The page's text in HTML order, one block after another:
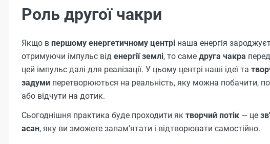
Роль другої чакри
Якщо в першому енергетичному центрі наша енергія
отримуючи імпульс від енергії землі, то саме друга чакра
цей імпульс далі для реалізації. У цьому центрі наші ідеї та
задуми перетворюються на реальність, яку можна побачити,
або відчути на дотик.
Сьогоднішня практика буде проходити як творчий потік — це
асан, яку ви зможете запам'ятати і відтворювати самостійно.